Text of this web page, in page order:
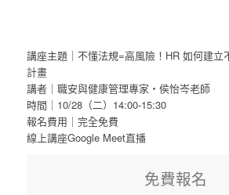
講座主題｜不懂法規=高風險！HR 如何建立
計畫
講者｜職安與健康管理專家・侯怡岑老師
時間｜10/28（二）14:00-15:30
報名費用｜完全免費
線上講座Google Meet直播
免費報名